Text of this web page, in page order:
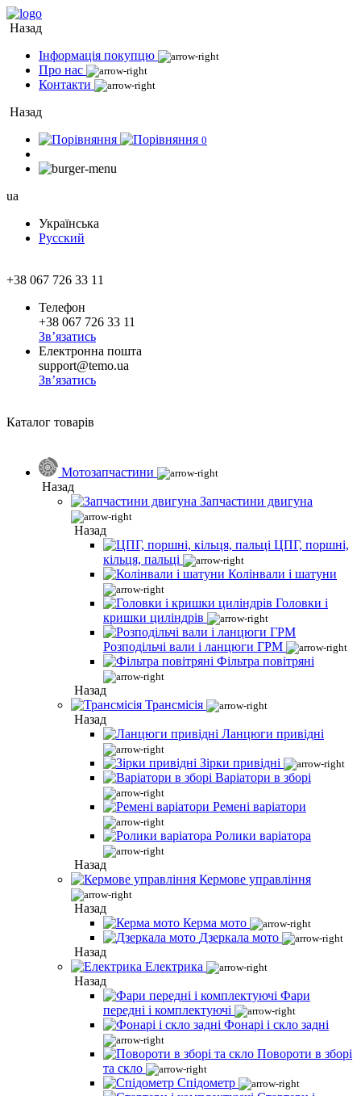
Назад
Інформація покупцю
Про нас
Контакти
Назад
0
ua
Українська
Русский
+38 067 726 33 11
Телефон
+38 067 726 33 11
Зв’язатись
Електронна пошта
support@temo.ua
Зв’язатись
Каталог товарів
Мотозапчастини
Назад
Запчастини двигуна
Назад
ЦПГ, поршні,
кільця, пальці
Колінвали і шатуни
Головки і
кришки циліндрів
Розподільчі вали і ланцюги ГРМ
Фільтра повітряні
Назад
Трансмісія
Назад
Ланцюги привідні
Зірки привідні
Варіатори в зборі
Ремені варіатори
Ролики варіатора
Назад
Кермове управління
Назад
Керма мото
Дзеркала мото
Назад
Електрика
Назад
Фари
передні і комплектуючі
Фонарі і скло задні
Повороти в зборі
та скло
Спідометр